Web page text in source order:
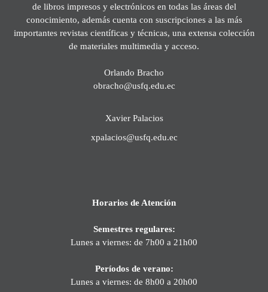
de libros impresos y electrónicos en todas las áreas del
conocimiento, además cuenta con suscripciones a las más
importantes revistas científicas y técnicas, una extensa colección
de materiales multimedia y acceso.
Orlando Bracho
obracho@usfq.edu.ec
Xavier Palacios
xpalacios@usfq.edu.ec
Horarios de Atención
Semestres regulares:
Lunes a viernes: de 7h00 a 21h00
Períodos de verano:
Lunes a viernes: de 8h00 a 20h00